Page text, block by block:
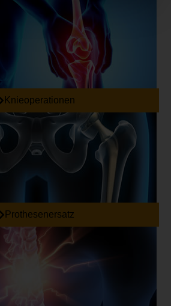
Knieoperationen
Prothesenersatz